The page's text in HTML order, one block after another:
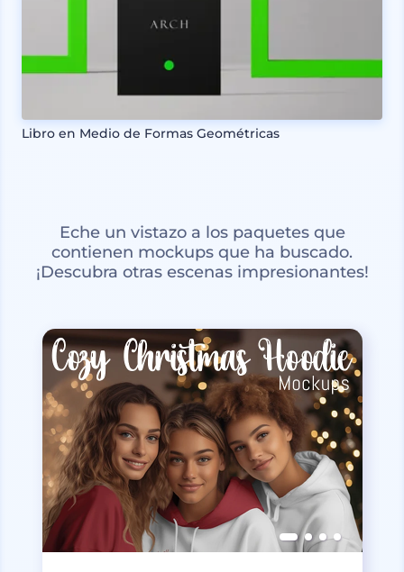
Libro en Medio de Formas Geométricas
Eche un vistazo a los paquetes que
contienen mockups que ha buscado.
¡Descubra otras escenas impresionantes!